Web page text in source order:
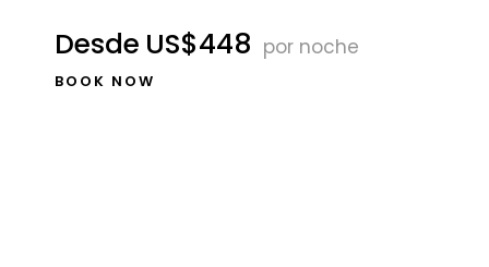
BOOK NOW
Desde US$448 por noche